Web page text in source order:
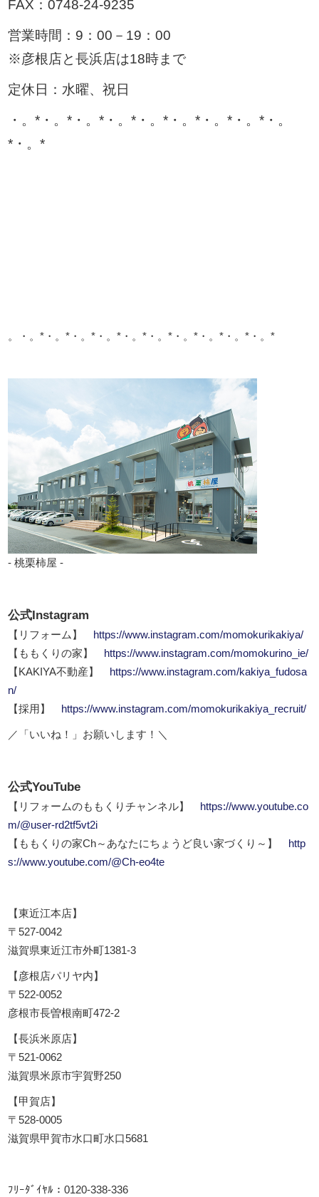
FAX：0748-24-9235
営業時間：9：00－19：00
※彦根店と長浜店は18時まで
定休日：水曜、祝日
・。*・。*・。*・。*・。*・。*・。*・。*・。
*・。*
。・。*・。*・。*・。*・。*・。*・。*・。*・。*・。*
- 桃栗柿屋 -
公式Instagram
【リフォーム】
https://www.instagram.com/momokurikakiya/
【ももくりの家】
https://www.instagram.com/momokurino_ie/
【KAKIYA不動産】
https://www.instagram.com/kakiya_fudosa
n/
【採用】
https://www.instagram.com/momokurikakiya_recruit/
／「いいね！」お願いします！＼
公式YouTube
【リフォームのももくりチャンネル】
https://www.youtube.co
m/@user-rd2tf5vt2i
【ももくりの家Ch～あなたにちょうど良い家づくり～】
http
s://www.youtube.com/@Ch-eo4te
【東近江本店】
〒527-0042
滋賀県東近江市外町1381-3
【彦根店パリヤ内】
〒522-0052
彦根市長曽根南町472-2
【長浜米原店】
〒521-0062
滋賀県米原市宇賀野250
【甲賀店】
〒528-0005
滋賀県甲賀市水口町水口5681
ﾌﾘｰﾀﾞｲﾔﾙ：0120-338-336